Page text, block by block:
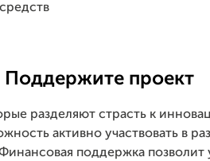
Поддержите проект
разделяют страсть к
активно участвовать в
поддержка позволит